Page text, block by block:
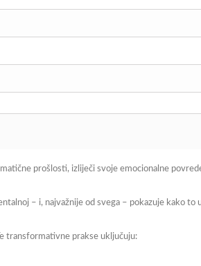
prošlosti, izliječi svoje emocionalne
– i, najvažnije od svega – pokazuje kako
transformativne prakse uključuju: